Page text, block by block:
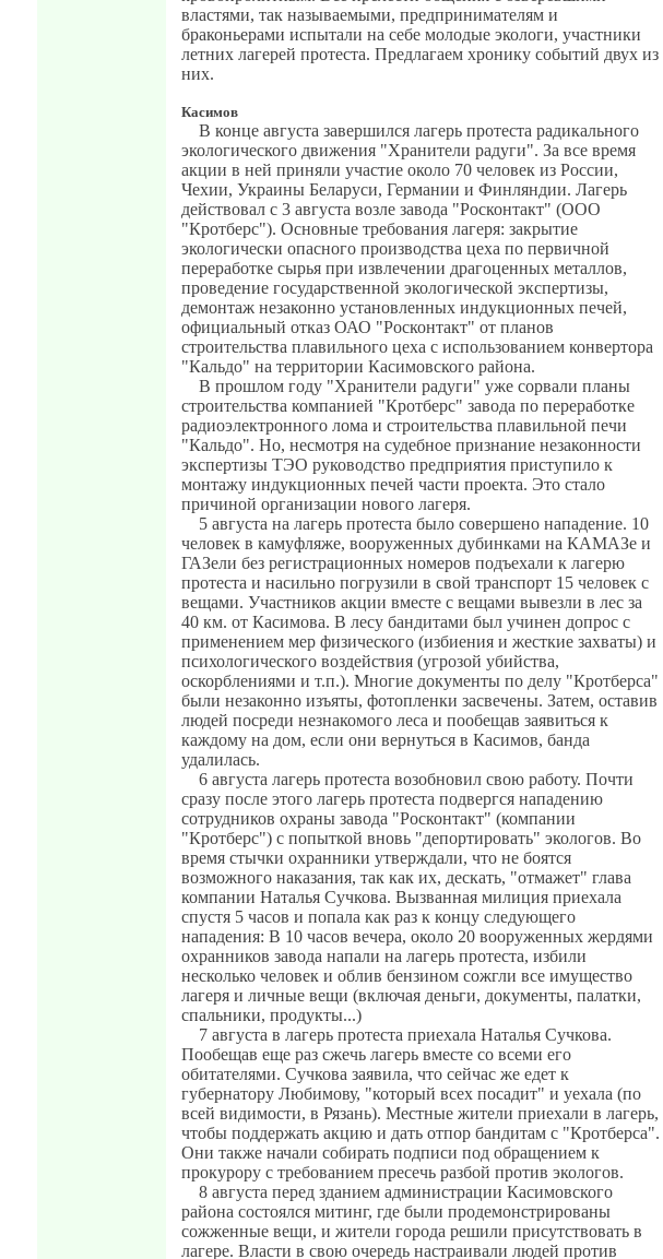
властями, так называемыми, предпринимателям и
браконьерами испытали на себе молодые экологи, участники
летних лагерей протеста. Предлагаем хронику событий двух из
них.
Касимов
В конце августа завершился лагерь протеста радикального
экологического движения "Хранители радуги". За все время
акции в ней приняли участие около 70 человек из России,
Чехии, Украины Беларуси, Германии и Финляндии. Лагерь
действовал с 3 августа возле завода "Росконтакт" (ООО
"Кротберс"). Основные требования лагеря: закрытие
экологически опасного производства цеха по первичной
переработке сырья при извлечении драгоценных металлов,
проведение государственной экологической экспертизы,
демонтаж незаконно установленных индукционных печей,
официальный отказ ОАО "Росконтакт" от планов
строительства плавильного цеха с использованием конвертора
"Кальдо" на территории Касимовского района.
В прошлом году "Хранители радуги" уже сорвали планы
строительства компанией "Кротберс" завода по переработке
радиоэлектронного лома и строительства плавильной печи
"Кальдо". Но, несмотря на судебное признание незаконности
экспертизы ТЭО руководство предприятия приступило к
монтажу индукционных печей части проекта. Это стало
причиной организации нового лагеря.
5 августа на лагерь протеста было совершено нападение. 10
человек в камуфляже, вооруженных дубинками на КАМАЗе и
ГАЗели без регистрационных номеров подъехали к лагерю
протеста и насильно погрузили в свой транспорт 15 человек с
вещами. Участников акции вместе с вещами вывезли в лес за
40 км. от Касимова. В лесу бандитами был учинен допрос с
применением мер физического (избиения и жесткие захваты) и
психологического воздействия (угрозой убийства,
оскорблениями и т.п.). Многие документы по делу "Кротберса"
были незаконно изъяты, фотопленки засвечены. Затем, оставив
людей посреди незнакомого леса и пообещав заявиться к
каждому на дом, если они вернуться в Касимов, банда
удалилась.
6 августа лагерь протеста возобновил свою работу. Почти
сразу после этого лагерь протеста подвергся нападению
сотрудников охраны завода "Росконтакт" (компании
"Кротберс") с попыткой вновь "депортировать" экологов. Во
время стычки охранники утверждали, что не боятся
возможного наказания, так как их, дескать, "отмажет" глава
компании Наталья Сучкова. Вызванная милиция приехала
спустя 5 часов и попала как раз к концу следующего
нападения: В 10 часов вечера, около 20 вооруженных жердями
охранников завода напали на лагерь протеста, избили
несколько человек и облив бензином сожгли все имущество
лагеря и личные вещи (включая деньги, документы, палатки,
спальники, продукты...)
7 августа в лагерь протеста приехала Наталья Сучкова.
Пообещав еще раз сжечь лагерь вместе со всеми его
обитателями. Сучкова заявила, что сейчас же едет к
губернатору Любимову, "который всех посадит" и уехала (по
всей видимости, в Рязань). Местные жители приехали в лагерь,
чтобы поддержать акцию и дать отпор бандитам с "Кротберса".
Они также начали собирать подписи под обращением к
прокурору с требованием пресечь разбой против экологов.
8 августа перед зданием администрации Касимовского
района состоялся митинг, где были продемонстрированы
сожженные вещи, и жители города решили присутствовать в
лагере. Власти в свою очередь настраивали людей против